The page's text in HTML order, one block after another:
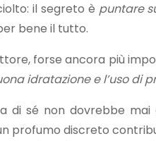
il segreto è puntare
bene il tutto.
forse ancora più
idratazione e l’uso di
di sé non dovrebbe
profumo discreto